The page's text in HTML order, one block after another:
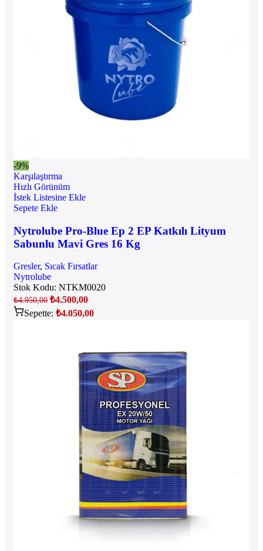
-9%
Karşılaştırma
Hızlı Görünüm
İstek Listesine Ekle
Sepete Ekle
Nytrolube Pro-Blue Ep 2 EP Katkılı Lityum
Sabunlu Mavi Gres 16 Kg
Gresler, Sıcak Fırsatlar
Nytrolube
Stok Kodu: NTKM0020
₺4.950,00 ₺4.500,00
Sepette: ₺4.050,00